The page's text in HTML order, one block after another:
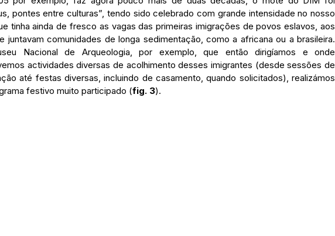
pontes entre culturas”, tendo sido celebrado com grande intensidade no nosso
tinha ainda de fresco as vagas das primeiras imigrações de povos eslavos, aos
juntavam comunidades de longa sedimentação, como a africana ou a brasileira.
Nacional de Arqueologia, por exemplo, que então dirigíamos e onde
actividades diversas de acolhimento desses imigrantes (desde sessões de
até festas diversas, incluindo de casamento, quando solicitados), realizámos
festivo muito participado (fig. 3).